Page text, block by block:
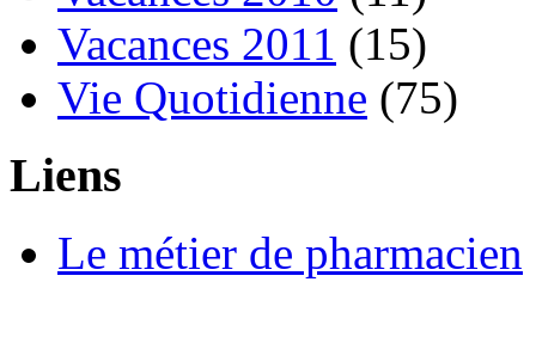
Vacances 2011 (15)
Vie Quotidienne (75)
Liens
Le métier de pharmacien